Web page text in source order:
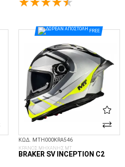
FREE
ΚΩΔ. MTH000KRA546
ΚΡΑΝΟΣ ΜΗΧΑΝΗΣ MT
BRAKER SV INCEPTION C2